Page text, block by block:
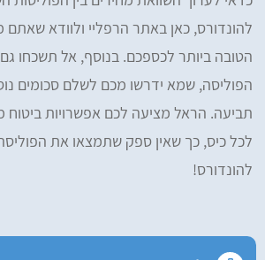
להונדורס, כאן באתר הרפליי ולוודא
הטובה ביותר לכספכם. בנוסף, אל תשכחו
הפוליסה, שמא ידרשו מכם לשלם סכומים
תביעה. הראל מציעה לכם אפשרויות ביטוח
לכל כיס, כך שאין ספק שתמצאו את
להונדורס!